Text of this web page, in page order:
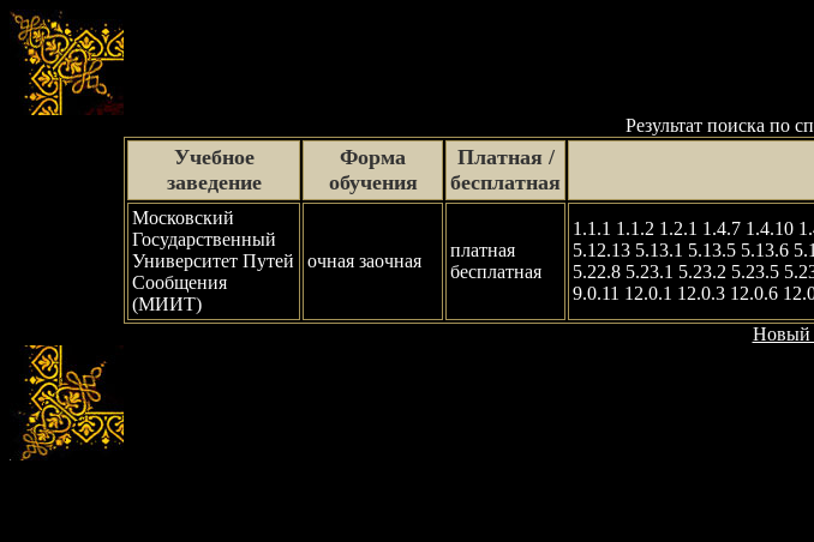
Результат поиска по
Учебное
заведение
Форма
обучения
Платная /
бесплатная
Московский
Государственный
Университет Путей
Сообщения
(МИИТ)
очная заочная
платная
бесплатная
1.1.1 1.1.2 1.2.1 1.4.7 1.4.10
5.12.13 5.13.1 5.13.5 5.13.6
5.22.8 5.23.1 5.23.2 5.23.5
9.0.11 12.0.1 12.0.3 12.0.6
Новый